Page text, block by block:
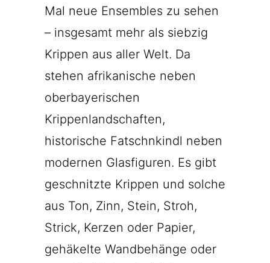
Mal neue Ensembles zu sehen
– insgesamt mehr als siebzig
Krippen aus aller Welt. Da
stehen afrikanische neben
oberbayerischen
Krippenlandschaften,
historische Fatschnkindl neben
modernen Glasfiguren. Es gibt
geschnitzte Krippen und solche
aus Ton, Zinn, Stein, Stroh,
Strick, Kerzen oder Papier,
gehäkelte Wandbehänge oder